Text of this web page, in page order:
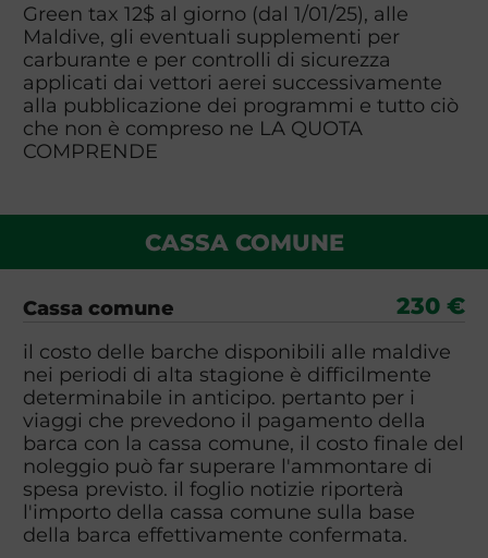
Green tax 12$ al giorno (dal 1/01/25), alle
Maldive, gli eventuali supplementi per
carburante e per controlli di sicurezza
applicati dai vettori aerei successivamente
alla pubblicazione dei programmi e tutto ciò
che non è compreso ne LA QUOTA
COMPRENDE
CASSA COMUNE
Cassa comune 230 €
il costo delle barche disponibili alle maldive
nei periodi di alta stagione è difficilmente
determinabile in anticipo. pertanto per i
viaggi che prevedono il pagamento della
barca con la cassa comune, il costo finale del
noleggio può far superare l'ammontare di
spesa previsto. il foglio notizie riporterà
l'importo della cassa comune sulla base
della barca effettivamente confermata.